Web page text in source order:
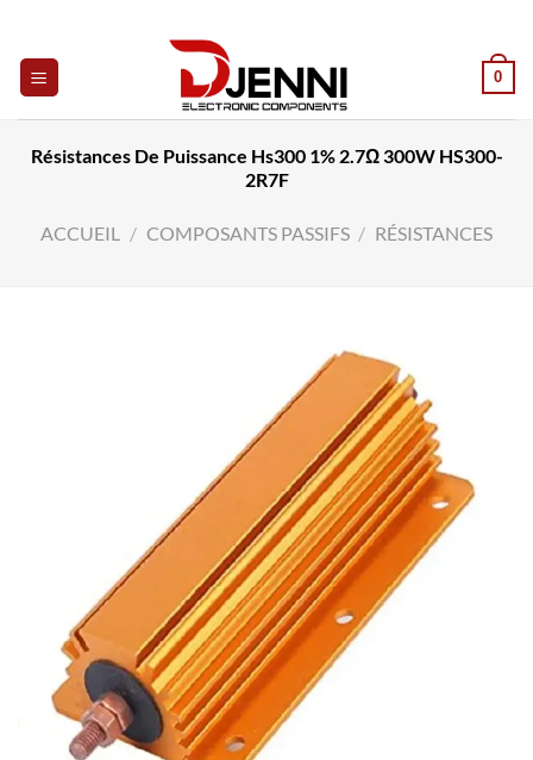
content
0
Résistances De Puissance Hs300 1% 2.7Ω 300W HS300-
2R7F
ACCUEIL / COMPOSANTS PASSIFS / RÉSISTANCES